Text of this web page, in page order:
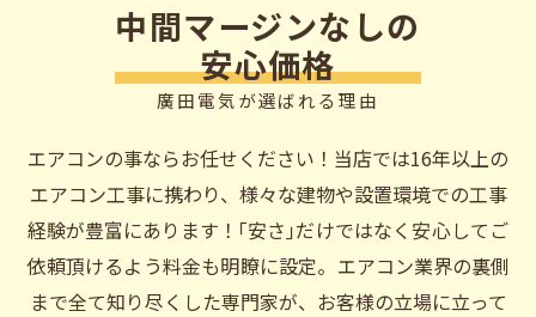
廣田電気が選ばれる理由
中間マージンなしの
安心価格
エアコンの事ならお任せください！当店では16年以上の
エアコン工事に携わり、様々な建物や設置環境での工事
経験が豊富にあります！ ｢安さ｣だけではなく安心してご
依頼頂けるよう料金も明瞭に設定。 エアコン業界の裏側
まで全て知り尽くした専門家が、お客様の立場に立って